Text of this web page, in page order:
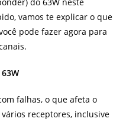
vamos te explicar o que
pode fazer agora para
falhas, o que afeta o
receptores, inclusive